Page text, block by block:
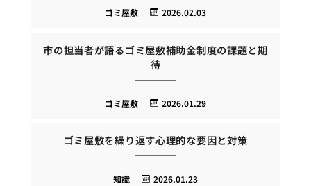
2026.02.03
ゴミ屋敷
市の担当者が語るゴミ屋敷補助金制度の課題と期
待
2026.01.29
ゴミ屋敷
ゴミ屋敷を繰り返す心理的な要因と対策
2026.01.23
知識